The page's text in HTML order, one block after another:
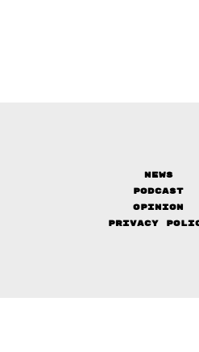
News
Podcast
Opinion
Privacy